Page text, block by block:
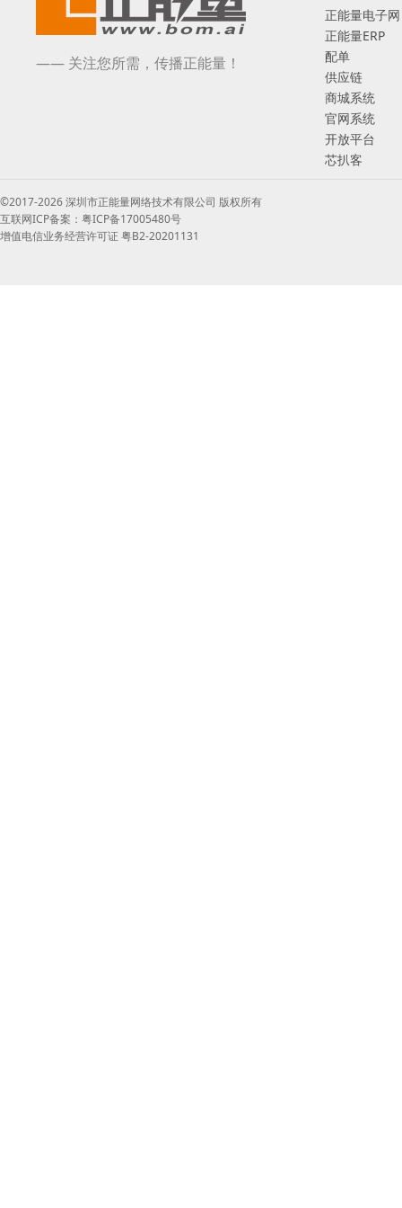
—— 关注您所需，传播正能量！
正能量电子网
正能量ERP
配单
供应链
商城系统
官网系统
开放平台
芯扒客
©2017-2026 深圳市正能量网络技术有限公司 版权所有
互联网ICP备案：粤ICP备17005480号
增值电信业务经营许可证 粤B2-20201131